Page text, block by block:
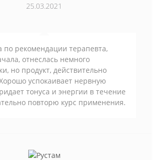
25.03.2021
по рекомендации терапевта,
отнеслась немного
но продукт, действительно
успокаивает нервную
тонуса и энергии в течение
повторю курс применения.